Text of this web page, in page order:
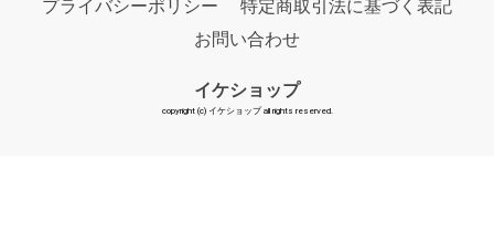
プライバシーポリシー
特定商取引法に基づく表記
お問い合わせ
イケショップ
copyright (c) イケショップ all rights reserved.